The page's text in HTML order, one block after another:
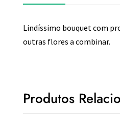
Lindíssimo bouquet com
outras flores a combinar.
Produtos